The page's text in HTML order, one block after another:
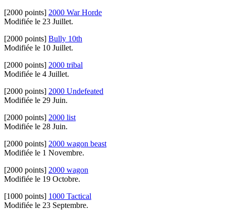
[2000 points] 2000 War Horde
Modifiée le 23 Juillet.
[2000 points] Bully 10th
Modifiée le 10 Juillet.
[2000 points] 2000 tribal
Modifiée le 4 Juillet.
[2000 points] 2000 Undefeated
Modifiée le 29 Juin.
[2000 points] 2000 list
Modifiée le 28 Juin.
[2000 points] 2000 wagon beast
Modifiée le 1 Novembre.
[2000 points] 2000 wagon
Modifiée le 19 Octobre.
[1000 points] 1000 Tactical
Modifiée le 23 Septembre.